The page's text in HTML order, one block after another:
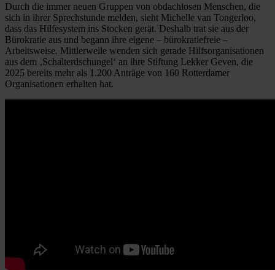
Durch die immer neuen Gruppen von obdachlosen Menschen, die
sich in ihrer Sprechstunde melden, sieht Michelle van Tongerloo,
dass das Hilfesystem ins Stocken gerät. Deshalb trat sie aus der
Bürokratie aus und begann ihre eigene – bürokratiefreie –
Arbeitsweise. Mittlerweile wenden sich gerade Hilfsorganisationen
aus dem ‚Schalterdschungel‘ an ihre Stiftung Lekker Geven, die
2025 bereits mehr als 1.200 Anträge von 160 Rotterdamer
Organisationen erhalten hat.